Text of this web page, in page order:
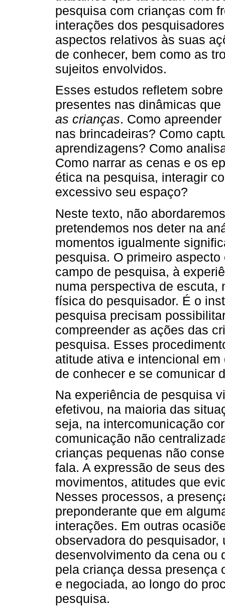
pesquisa com crianças com
interações dos
aspectos relativos às suas
de conhecer, bem como as
sujeitos envolvidos.
Esses estudos refletem
presentes nas dinâmicas
as crianças. Como
nas brincadeiras? Como
aprendizagens? Como
Como narrar as cenas e os
ética na pesquisa, interagir
excessivo seu espaço?
Neste texto, não
pretendemos nos deter na
momentos igualmente
pesquisa. O primeiro
campo de pesquisa, à
numa perspectiva de escuta,
física do pesquisador. É o
pesquisa precisam
compreender as ações das
pesquisa. Esses
atitude ativa e intencional
de conhecer e se comunicar
Na experiência de pesquisa
efetivou, na maioria das
seja, na intercomunicação
comunicação não
crianças pequenas não
fala. A expressão de seus
movimentos, atitudes que
Nesses processos, a
preponderante que em
interações. Em outras
observadora do
desenvolvimento da cena ou
pela criança dessa presença
e negociada, ao longo do
pesquisa.